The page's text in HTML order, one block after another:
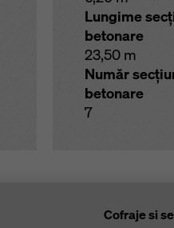
Lungime
betonare
23,50 m
Număr
betonare
7
Cofraje si